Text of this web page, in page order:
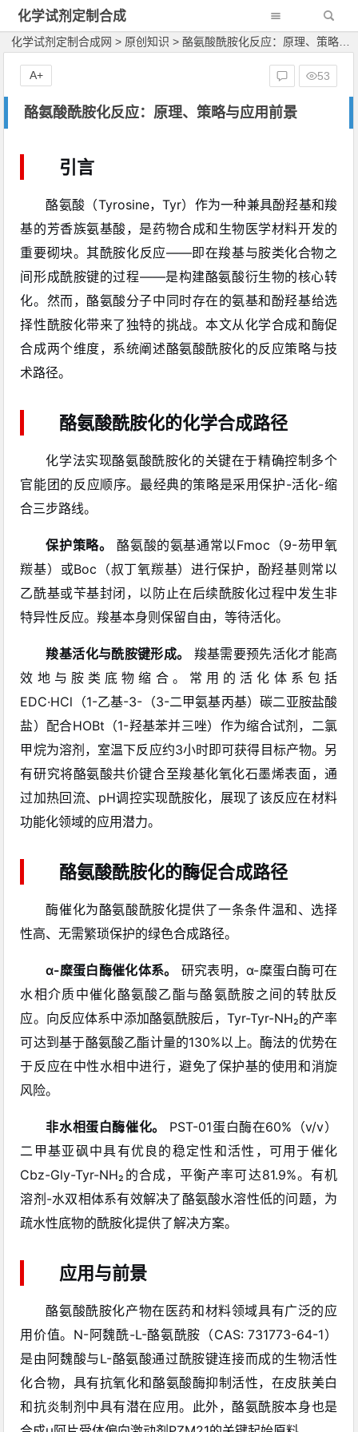
化学试剂定制合成
网
化学试剂定制合成网 > 原创知识 > 酪氨酸酰胺化反应：原理、策略与应用前景
酪氨酸酰胺化反应：原理、策略与应用前景
53
A+
引言
酪氨酸（Tyrosine，Tyr）作为一种兼具酚羟基和羧
基的芳香族氨基酸，是药物合成和生物医学材料开发的
重要砌块。其酰胺化反应——即在羧基与胺类化合物之
间形成酰胺键的过程——是构建酪氨酸衍生物的核心转
化。然而，酪氨酸分子中同时存在的氨基和酚羟基给选
择性酰胺化带来了独特的挑战。本文从化学合成和酶促
合成两个维度，系统阐述酪氨酸酰胺化的反应策略与技
术路径。
酪氨酸酰胺化的化学合成路径
化学法实现酪氨酸酰胺化的关键在于精确控制多个
官能团的反应顺序。最经典的策略是采用保护-活化-缩
合三步路线。
保护策略。
酪氨酸的氨基通常以Fmoc（9-芴甲氧
羰基）或Boc（叔丁氧羰基）进行保护，酚羟基则常以
乙酰基或苄基封闭，以防止在后续酰胺化过程中发生非
特异性反应。羧基本身则保留自由，等待活化。
羧基活化与酰胺键形成。
羧基需要预先活化才能高
效地与胺类底物缩合。常用的活化体系包括
EDC·HCl（1-乙基-3-（3-二甲氨基丙基）碳二亚胺盐酸
盐）配合HOBt（1-羟基苯并三唑）作为缩合试剂，二氯
甲烷为溶剂，室温下反应约3小时即可获得目标产物。另
有研究将酪氨酸共价键合至羧基化氧化石墨烯表面，通
过加热回流、pH调控实现酰胺化，展现了该反应在材料
功能化领域的应用潜力。
酪氨酸酰胺化的酶促合成路径
酶催化为酪氨酸酰胺化提供了一条条件温和、选择
性高、无需繁琐保护的绿色合成路径。
α-糜蛋白酶催化体系。
研究表明，α-糜蛋白酶可在
水相介质中催化酪氨酸乙酯与酪氨酰胺之间的转肽反
应。向反应体系中添加酪氨酰胺后，Tyr-Tyr-NH₂的产率
可达到基于酪氨酸乙酯计量的130%以上。酶法的优势在
于反应在中性水相中进行，避免了保护基的使用和消旋
风险。
非水相蛋白酶催化。
PST-01蛋白酶在60%（v/v）
二甲基亚砜中具有优良的稳定性和活性，可用于催化
Cbz-Gly-Tyr-NH₂的合成，平衡产率可达81.9%。有机
溶剂-水双相体系有效解决了酪氨酸水溶性低的问题，为
疏水性底物的酰胺化提供了解决方案。
应用与前景
酪氨酸酰胺化产物在医药和材料领域具有广泛的应
用价值。N-阿魏酰-L-酪氨酰胺（CAS: 731773-64-1）
是由阿魏酸与L-酪氨酸通过酰胺键连接而成的生物活性
化合物，具有抗氧化和酪氨酸酶抑制活性，在皮肤美白
和抗炎制剂中具有潜在应用。此外，酪氨酰胺本身也是